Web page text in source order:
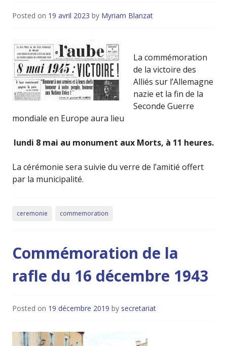
Posted on 19 avril 2023 by Myriam Blanzat
La commémoration
de la victoire des
Alliés sur l’Allemagne
nazie et la fin de la
Seconde Guerre
mondiale en Europe aura lieu
lundi 8 mai au monument aux Morts, à 11 heures.
La cérémonie sera suivie du verre de l’amitié offert
par la municipalité.
ceremonie commemoration
Commémoration de la
rafle du 16 décembre 1943
Posted on 19 décembre 2019 by secretariat